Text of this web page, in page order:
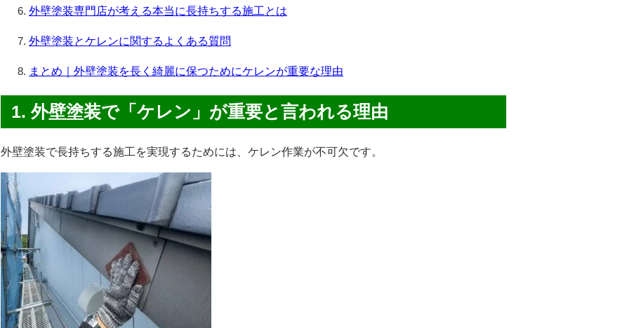
外壁塗装専門店が考える本当に長持ちする施工とは
外壁塗装とケレンに関するよくある質問
まとめ｜外壁塗装を長く綺麗に保つためにケレンが重要な理由
1. 外壁塗装で「ケレン」が重要と言われる理由
外壁塗装で長持ちする施工を実現するためには、ケレン作業が不可欠です。